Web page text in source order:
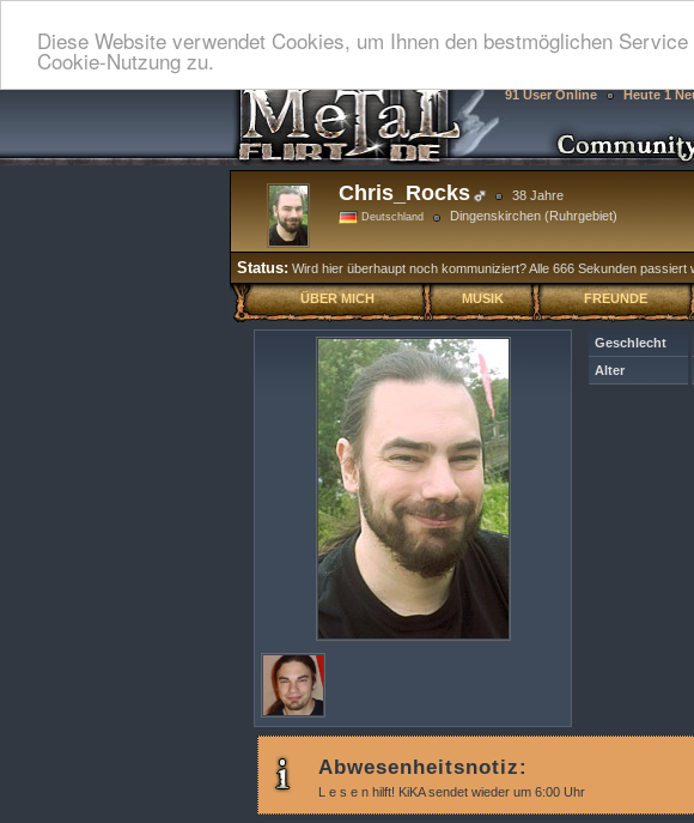
Diese Website verwendet Cookies, um Ihnen den bestmöglichen
Cookie-Nutzung zu.
91 User Online Heute 1
Chris_Rocks 38 Jahre
Deutschland Dingenskirchen (Ruhrgebiet)
Status: Wird hier überhaupt noch kommuniziert? Alle 666 Sekunden
ÜBER MICH MUSIK FREUNDE
Geschlecht
Alter
Abwesenheitsnotiz:
L e s e n hilft! KiKA sendet wieder um 6:00 Uhr